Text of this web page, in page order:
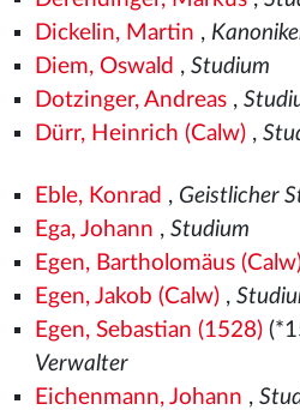
Dickelin, Martin ,
Diem, Oswald , Studium
Dotzinger, Andreas,
Dürr, Heinrich (Calw),
Eble, Konrad , Geistlicher
Ega, Johann , Studium
Egen, Bartholomäus
Egen, Jakob (Calw),
Egen, Sebastian (1528)
Verwalter
Eichenmann, Johann ,